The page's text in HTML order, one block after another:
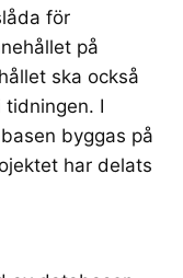
för
på
ska också
tidningen. I
byggas på
har delats